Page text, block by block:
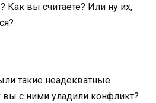
Как вы считаете? Или ну их,
такие неадекватные
вы с ними уладили конфликт?